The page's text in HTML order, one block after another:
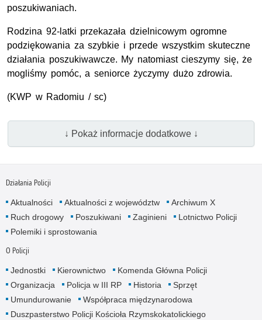
poszukiwaniach.
Rodzina 92-latki przekazała dzielnicowym ogromne
podziękowania za szybkie i przede wszystkim skuteczne
działania poszukiwawcze. My natomiast cieszymy się, że
mogliśmy pomóc, a seniorce życzymy dużo zdrowia.
(KWP w Radomiu / sc)
↓ Pokaż informacje dodatkowe ↓
Działania Policji
Aktualności Aktualności z województw
Archiwum X
Ruch drogowy
Poszukiwani Zaginieni
Lotnictwo Policji
Polemiki i sprostowania
O Policji
Jednostki Kierownictwo
Komenda Główna Policji
Organizacja
Policja w III RP Historia
Sprzęt
Umundurowanie
Współpraca międzynarodowa
Duszpasterstwo Policji Kościoła Rzymskokatolickiego